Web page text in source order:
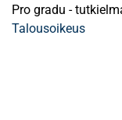
Pro gradu -
Talousoikeus